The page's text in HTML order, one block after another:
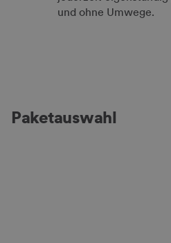
und ohne Umwege.
Paketauswahl